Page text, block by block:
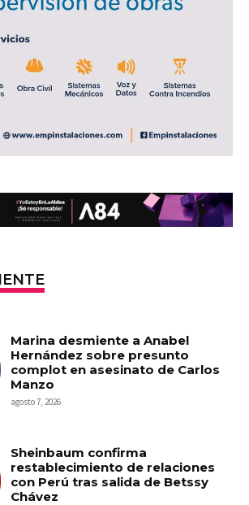
Marina desmiente a Anabel
Hernández sobre presunto
complot en asesinato de Carlos
Manzo
agosto 7, 2026
Sheinbaum confirma
restablecimiento de relaciones
con Perú tras salida de Betssy
Chávez